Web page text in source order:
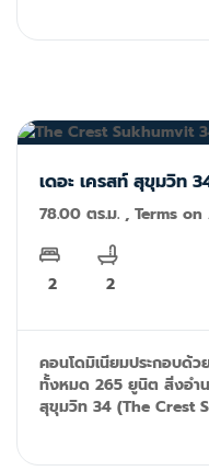
เดอะ เครสท์ สุขุมวิท
78.00 ตร.ม. , Terms
2 2
คอนโดมิเนียมประกอบด้ว
ทั้งหมด 265 ยูนิต สิ่งอำนวยความสะดวกที่คอนโด เดอะ เครสท์
สุขุมวิท 34 (The Crest